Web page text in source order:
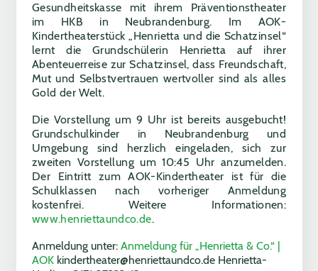
Gesundheitskasse mit ihrem Präventionstheater
im HKB in Neubrandenburg. Im AOK-
Kindertheaterstück „Henrietta und die Schatzinsel“
lernt die Grundschülerin Henrietta auf ihrer
Abenteuerreise zur Schatzinsel, dass Freundschaft,
Mut und Selbstvertrauen wertvoller sind als alles
Gold der Welt.
Die Vorstellung um 9 Uhr ist bereits ausgebucht!
Grundschulkinder in Neubrandenburg und
Umgebung sind herzlich eingeladen, sich zur
zweiten Vorstellung um 10:45 Uhr anzumelden.
Der Eintritt zum AOK-Kindertheater ist für die
Schulklassen nach vorheriger Anmeldung
kostenfrei. Weitere Informationen:
www.henriettaundco.de.
Anmeldung unter: Anmeldung für „Henrietta & Co.“ |
AOK kindertheater@henriettaundco.de Henrietta-